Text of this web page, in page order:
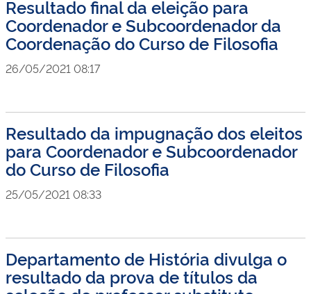
Resultado final da eleição para
Coordenador e Subcoordenador da
Coordenação do Curso de Filosofia
26/05/2021 08:17
Resultado da impugnação dos eleitos
para Coordenador e Subcoordenador
do Curso de Filosofia
25/05/2021 08:33
Departamento de História divulga o
resultado da prova de títulos da